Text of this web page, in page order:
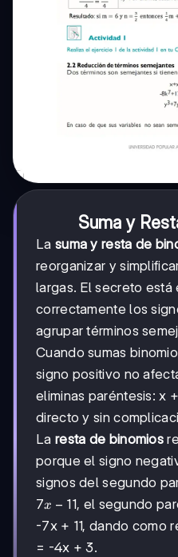
Suma y
La suma y resta de
reorganizar y
largas. El secreto está
correctamente los
agrupar términos
Cuando sumas
signo positivo no
eliminas paréntesis: x
directo y sin
La resta de binomios
porque el signo
signos del segundo
7x
11
7x − 11, el segundo
-7x + 11, dando como
= -4x + 3.